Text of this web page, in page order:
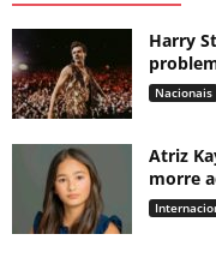
Harry
Nacionais
Atriz
morre